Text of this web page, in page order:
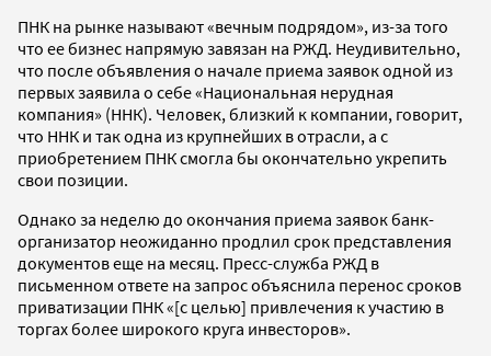
ПНК на рынке называют «вечным подрядом», из-за того
что ее бизнес напрямую завязан на РЖД. Неудивительно,
что после объявления о начале приема заявок одной из
первых заявила о себе «Национальная нерудная
компания» (ННК). Человек, близкий к компании, говорит,
что ННК и так одна из крупнейших в отрасли, а с
приобретением ПНК смогла бы окончательно укрепить
свои позиции.
Однако за неделю до окончания приема заявок банк-
организатор неожиданно продлил срок представления
документов еще на месяц. Пресс-служба РЖД в
письменном ответе на запрос объяснила перенос сроков
приватизации ПНК «[с целью] привлечения к участию в
торгах более широкого круга инвесторов».